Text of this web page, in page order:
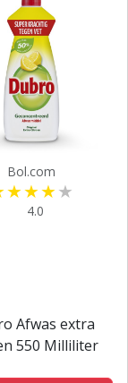
Bol.com
4.0
Afwas extra
550 Milliliter